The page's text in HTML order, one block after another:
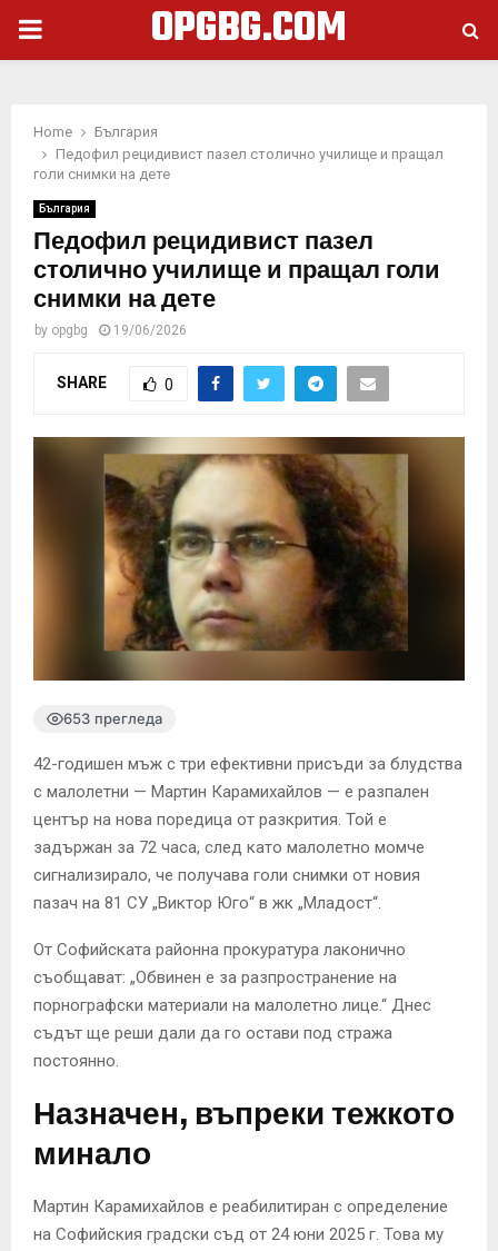
PRIMARY
OPGBG.COM
Home
България
Педофил рецидивист пазел столично училище и пращал
голи снимки на дете
България
Педофил рецидивист пазел
столично училище и пращал голи
снимки на дете
by opgbg 19/06/2026
SHARE 0
653 прегледа
42-годишен мъж с три ефективни присъди за блудства
с малолетни — Мартин Карамихайлов — е разпален
център на нова поредица от разкрития. Той е
задържан за 72 часа, след като малолетно момче
сигнализирало, че получава голи снимки от новия
пазач на 81 СУ „Виктор Юго“ в жк „Младост“.
От Софийската районна прокуратура лаконично
съобщават: „Обвинен е за разпространение на
порнографски материали на малолетно лице.“ Днес
съдът ще реши дали да го остави под стража
постоянно.
Назначен, въпреки тежкото
минало
Мартин Карамихайлов е реабилитиран с определение
на Софийския градски съд от 24 юни 2025 г. Това му